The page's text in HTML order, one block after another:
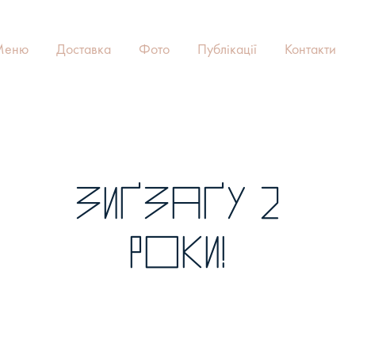
Доставка Фото Публікації Контакти
Зиґзаґу 2
роки!